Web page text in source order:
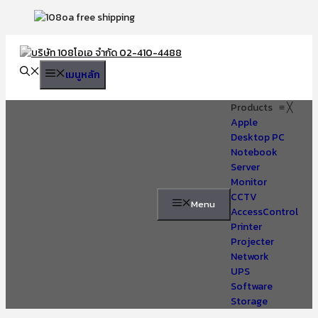
content
เมนูหลัก
Menu
Products ≡╳
Apple
Desktop PC
Notebook
Server
Monitor
CCTV
AccessControl
Printer
Projecter
Network
UPS
Software
Storage